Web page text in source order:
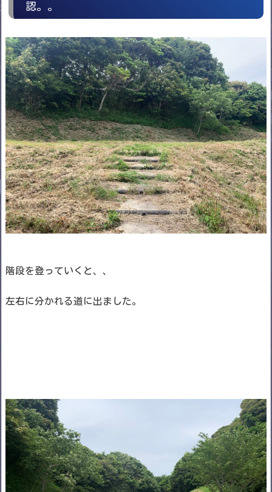
認。。
階段を登っていくと、、
左右に分かれる道に出ました。